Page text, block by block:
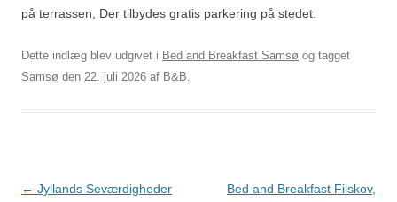
på terrassen, Der tilbydes gratis parkering på stedet.
Dette indlæg blev udgivet i Bed and Breakfast Samsø og tagget
Samsø den 22. juli 2026 af B&B
Indlægsnavigation
← Jyllands Seværdigheder
Bed and Breakfast Filskov,